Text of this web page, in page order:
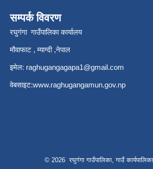
सम्पर्क विवरण
रघुगंगा गाउँपालिका कार्यालय
मौवाफाट , म्याग्दी ,नेपाल
इमेल: raghugangagapa1@gmail.com
वेबसाइट:www.raghugangamun.gov.np
© 2026 रघुगंगा गाउँपालिका, गाउँ